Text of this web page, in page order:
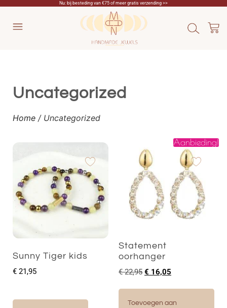
Nu: bij besteding van €75 of meer gratis verzending >>
Uncategorized
Home / Uncategorized
Sunny Tiger kids
€ 21,95
Aanbieding!
Statement
oorhanger
€22,95 € 16,05
Toevoegen aan